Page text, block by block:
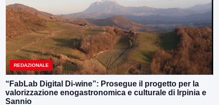
REDAZIONALE
“FabLab Digital Di-wine”: Prosegue il progetto per la
valorizzazione enogastronomica e culturale di Irpinia e
Sannio